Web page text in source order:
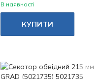
В наявності
КУПИТИ